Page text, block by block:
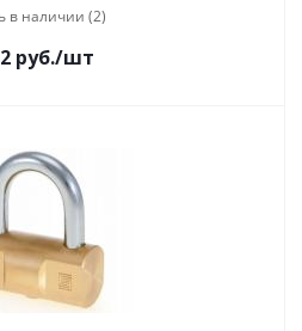
в наличии (2)
руб./шт